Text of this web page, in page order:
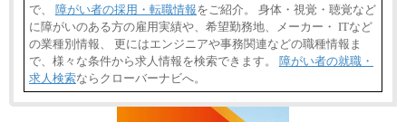
で、 障がい者の採用・転職情報をご紹介。 身体・視覚・聴覚など
に障がいのある方の雇用実績や、希望勤務地、メーカー・ ITなど
の業種別情報、 更にはエンジニアや事務関連などの職種情報ま
で、様々な条件から求人情報を検索できます。 障がい者の就職・
求人検索ならクローバーナビへ。